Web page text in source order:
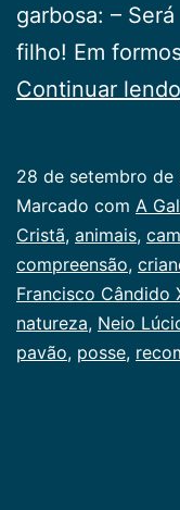
garbosa: –
filho! Em
Continuar lendo
28 de setembro de
Categorizado
como
Infancia
Marcado com A
Cristã, animais,
compreensão,
Francisco Cândido
natureza, Neio
pavão, posse,